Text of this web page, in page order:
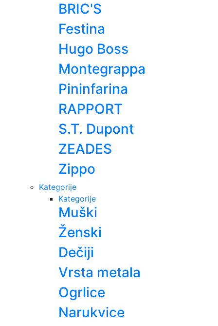
BRIC'S
Festina
Hugo Boss
Montegrappa
Pininfarina
RAPPORT
S.T. Dupont
ZEADES
Zippo
Kategorije
Kategorije
Muški
Ženski
Dečiji
Vrsta metala
Ogrlice
Narukvice